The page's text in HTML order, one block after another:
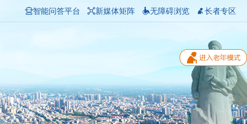
智能问答平台 新媒体矩阵 无障碍浏览 长者专区